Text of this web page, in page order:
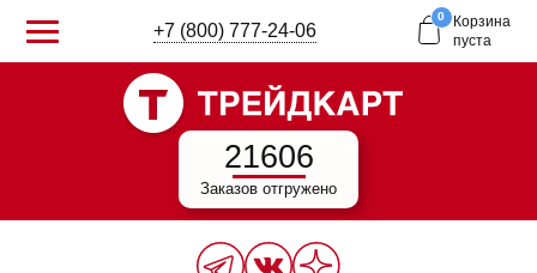
+7 (800) 777-24-06
0
Корзина
пуста
21606
Заказов отгружено